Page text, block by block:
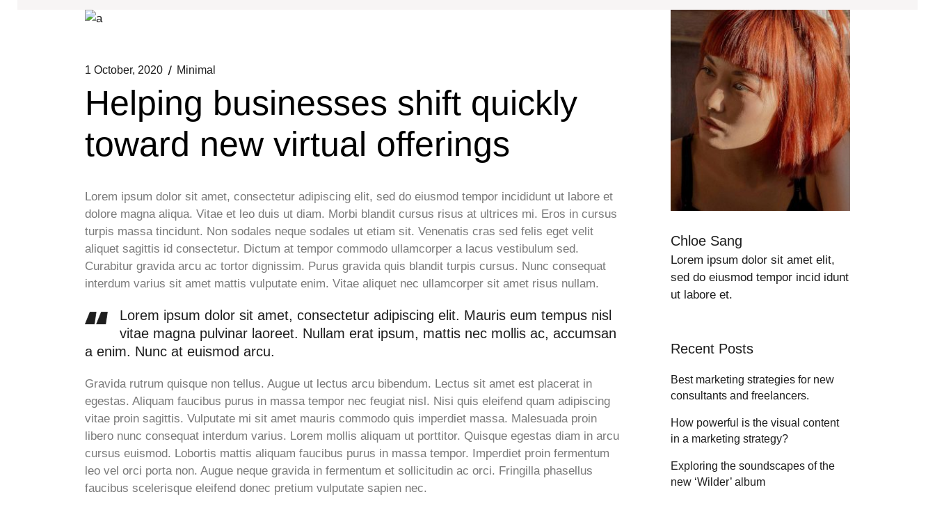
1 October, 2020 Minimal
Helping businesses shift quickly
toward new virtual offerings
Lorem ipsum dolor sit amet, consectetur adipiscing elit, sed do eiusmod tempor incididunt ut labore et
dolore magna aliqua. Vitae et leo duis ut diam. Morbi blandit cursus risus at ultrices mi. Eros in cursus
turpis massa tincidunt. Non sodales neque sodales ut etiam sit. Venenatis cras sed felis eget velit
aliquet sagittis id consectetur. Dictum at tempor commodo ullamcorper a lacus vestibulum sed.
Curabitur gravida arcu ac tortor dignissim. Purus gravida quis blandit turpis cursus. Nunc consequat
interdum varius sit amet mattis vulputate enim. Vitae aliquet nec ullamcorper sit amet risus nullam.
Lorem ipsum dolor sit amet, consectetur adipiscing elit. Mauris eum tempus nisl
vitae magna pulvinar laoreet. Nullam erat ipsum, mattis nec mollis ac, accumsan
a enim. Nunc at euismod arcu.
Gravida rutrum quisque non tellus. Augue ut lectus arcu bibendum. Lectus sit amet est placerat in
egestas. Aliquam faucibus purus in massa tempor nec feugiat nisl. Nisi quis eleifend quam adipiscing
vitae proin sagittis. Vulputate mi sit amet mauris commodo quis imperdiet massa. Malesuada proin
libero nunc consequat interdum varius. Lorem mollis aliquam ut porttitor. Quisque egestas diam in arcu
cursus euismod. Lobortis mattis aliquam faucibus purus in massa tempor. Imperdiet proin fermentum
leo vel orci porta non. Augue neque gravida in fermentum et sollicitudin ac orci. Fringilla phasellus
faucibus scelerisque eleifend donec pretium vulputate sapien nec.
Chloe Sang
Lorem ipsum dolor sit amet elit,
sed do eiusmod tempor incid idunt
ut labore et.
Recent Posts
Best marketing strategies for new
consultants and freelancers.
How powerful is the visual content
in a marketing strategy?
Exploring the soundscapes of the
new ‘Wilder’ album